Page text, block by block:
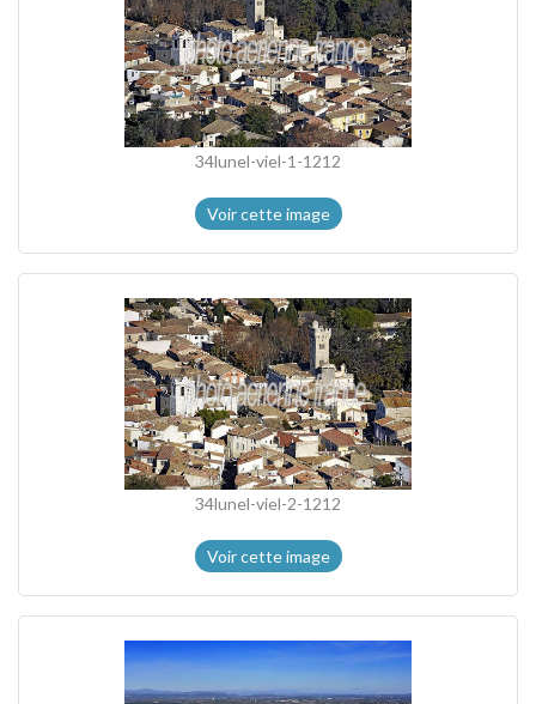
34lunel-viel-1-1212
Voir cette image
34lunel-viel-2-1212
Voir cette image